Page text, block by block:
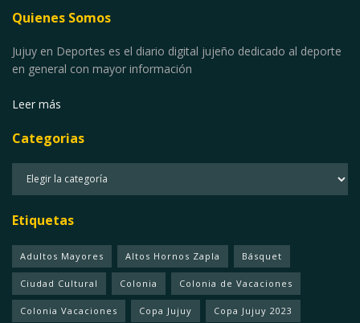
Quienes Somos
Jujuy en Deportes es el diario digital jujeño dedicado al deporte
en general con mayor información
Leer más
Categorias
Etiquetas
Adultos Mayores Altos Hornos Zapla Básquet
Ciudad Cultural Colonia Colonia de Vacaciones
Colonia Vacaciones Copa Jujuy Copa Jujuy 2023